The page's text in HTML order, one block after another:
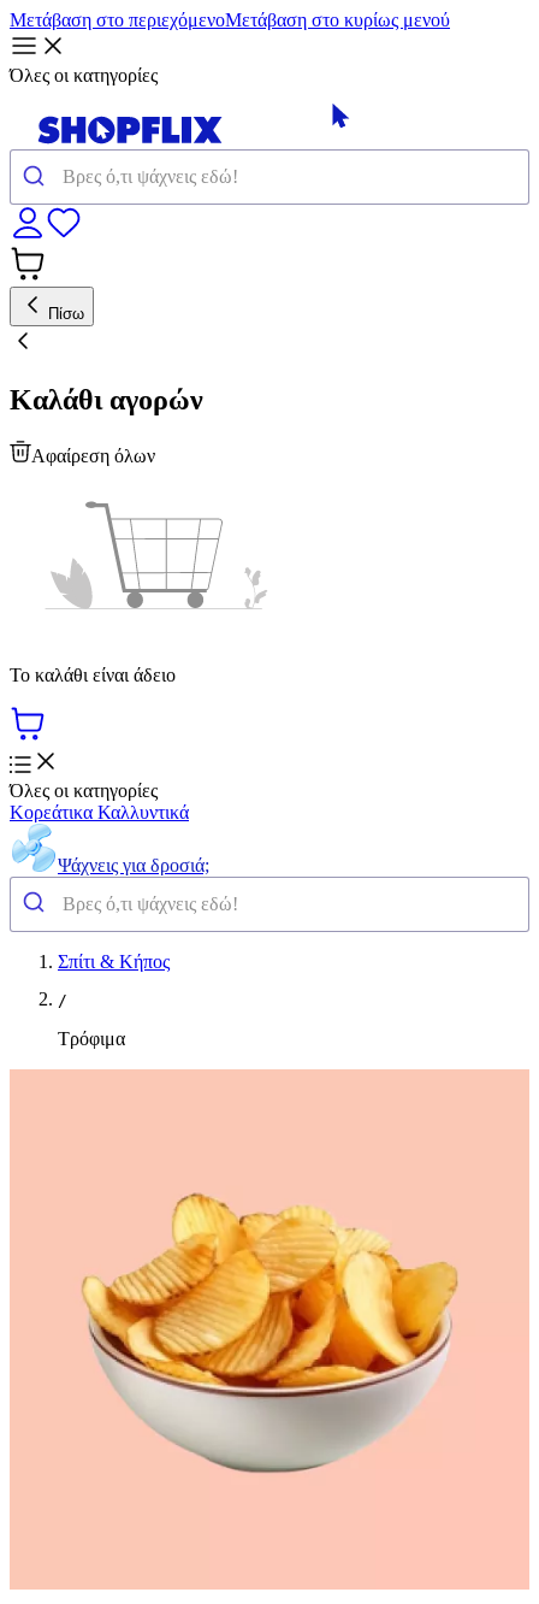
Μετάβαση στο περιεχόμενοΜετάβαση στο κυρίως μενού
Όλες οι κατηγορίες
Πίσω
Καλάθι αγορών
Αφαίρεση όλων
Το καλάθι είναι άδειο
Όλες οι κατηγορίες
Κορεάτικα Καλλυντικά
Ψάχνεις για δροσιά;
Σπίτι & Κήπος
/
Τρόφιμα